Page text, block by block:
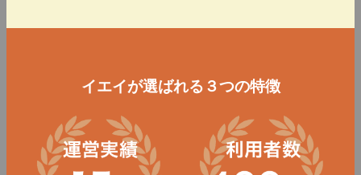
イエイが選ばれる３つの特徴